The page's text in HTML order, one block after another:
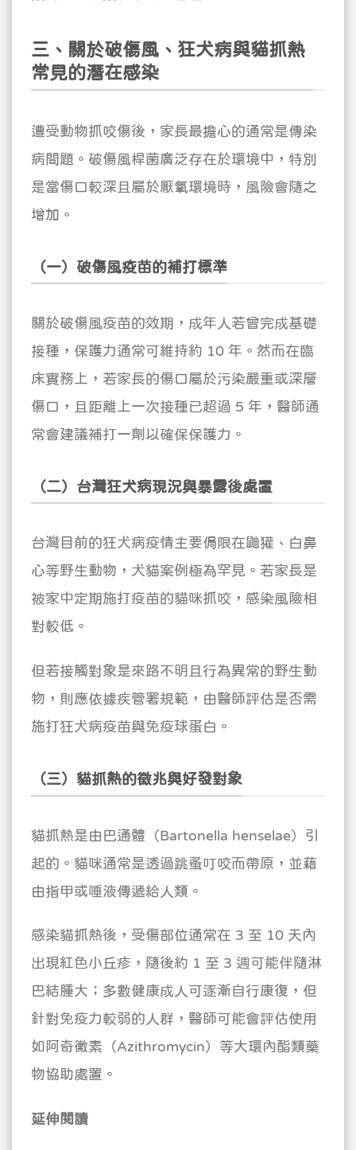
三、關於破傷風、狂犬病與貓抓熱
常見的潛在感染
遭受動物抓咬傷後，家長最擔心的通常是傳染
病問題。破傷風桿菌廣泛存在於環境中，特別
是當傷口較深且屬於厭氧環境時，風險會隨之
增加。
（一）破傷風疫苗的補打標準
關於破傷風疫苗的效期，成年人若曾完成基礎
接種，保護力通常可維持約 10 年。然而在臨
床實務上，若家長的傷口屬於污染嚴重或深層
傷口，且距離上一次接種已超過 5 年，醫師通
常會建議補打一劑以確保保護力。
（二）台灣狂犬病現況與暴露後處置
台灣目前的狂犬病疫情主要侷限在鼬獾、白鼻
心等野生動物，犬貓案例極為罕見。若家長是
被家中定期施打疫苗的貓咪抓咬，感染風險相
對較低。
但若接觸對象是來路不明且行為異常的野生動
物，則應依據疾管署規範，由醫師評估是否需
施打狂犬病疫苗與免疫球蛋白。
（三）貓抓熱的徵兆與好發對象
貓抓熱是由巴通體（Bartonella henselae）引
起的。貓咪通常是透過跳蚤叮咬而帶原，並藉
由指甲或唾液傳遞給人類。
感染貓抓熱後，受傷部位通常在 3 至 10 天內
出現紅色小丘疹，隨後約 1 至 3 週可能伴隨淋
巴結腫大；多數健康成人可逐漸自行康復，但
針對免疫力較弱的人群，醫師可能會評估使用
如阿奇黴素（Azithromycin）等大環內酯類藥
物協助處置。
延伸閱讀